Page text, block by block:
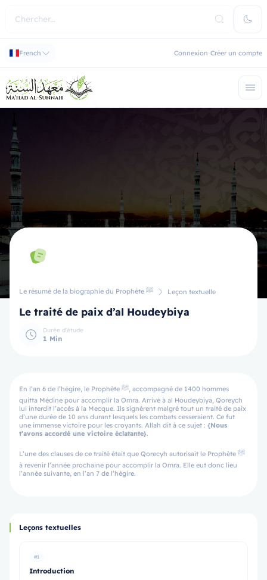
French Connexion Créer un compte
Le résumé de la biographie du Prophète ﷺ Leçon textuelle
Le traité de paix d’al Houdeybiya
Durée d'étude
1 Min
En l’an 6 de l’hégire, le Prophète ﷺ, accompagné de 1400 hommes
quitta Médine pour accomplir la Omra. Arrivé à al Houdeybiya, Qoreych
lui interdit l’accès à la Mecque. Ils signèrent malgré tout un traité de paix
d’une durée de 10 ans durant lesquels les combats cesseraient. Ce fut
une immense victoire pour les croyants. Allah dit à ce sujet : {Nous
t’avons accordé une victoire éclatante}.
L’une des clauses de ce traité était que Qorecyh autorisait le Prophète ﷺ
à revenir l’année prochaine pour accomplir la Omra. Elle eut donc lieu
l’année suivante, en l’an 7 de l’hégire.
Leçons textuelles
#1
Introduction